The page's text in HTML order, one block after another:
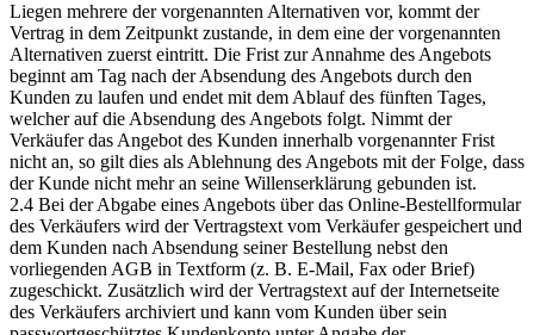
Liegen mehrere der vorgenannten Alternativen vor, kommt der
Vertrag in dem Zeitpunkt zustande, in dem eine der vorgenannten
Alternativen zuerst eintritt. Die Frist zur Annahme des Angebots
beginnt am Tag nach der Absendung des Angebots durch den
Kunden zu laufen und endet mit dem Ablauf des fünften Tages,
welcher auf die Absendung des Angebots folgt. Nimmt der
Verkäufer das Angebot des Kunden innerhalb vorgenannter Frist
nicht an, so gilt dies als Ablehnung des Angebots mit der Folge, dass
der Kunde nicht mehr an seine Willenserklärung gebunden ist.
2.4 Bei der Abgabe eines Angebots über das Online-Bestellformular
des Verkäufers wird der Vertragstext vom Verkäufer gespeichert und
dem Kunden nach Absendung seiner Bestellung nebst den
vorliegenden AGB in Textform (z. B. E-Mail, Fax oder Brief)
zugeschickt. Zusätzlich wird der Vertragstext auf der Internetseite
des Verkäufers archiviert und kann vom Kunden über sein